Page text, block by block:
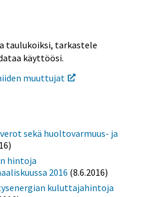
taulukoiksi, tarkastele
käyttöösi.
muuttujat
sekä huoltovarmuus- ja
hintoja
2016 (8.6.2016)
kuluttajahintoja